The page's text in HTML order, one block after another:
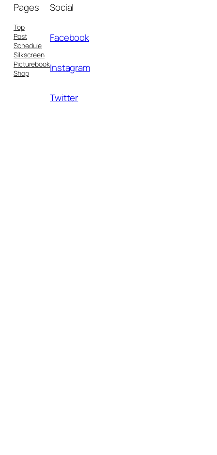
Pages
Top
Post
Schedule
Silkscreen
Picturebook
Shop
Social
Facebook
Instagram
Twitter